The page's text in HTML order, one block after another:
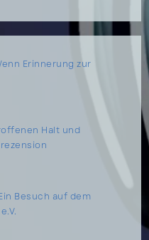
Erinnerung zur
Halt und
Besuch auf dem